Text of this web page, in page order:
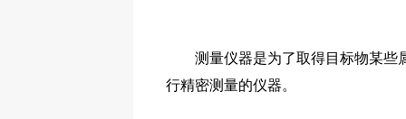
测量仪器是为了取得目标物某些属
行精密测量的仪器。